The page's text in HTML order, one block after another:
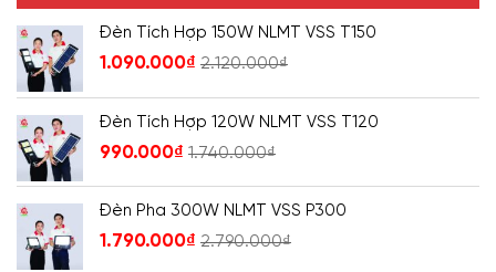
Đèn Tích Hợp 150W NLMT VSS T150
1.090.000₫ 2.120.000₫
Đèn Tích Hợp 120W NLMT VSS T120
990.000₫ 1.740.000₫
Đèn Pha 300W NLMT VSS P300
1.790.000₫ 2.790.000₫